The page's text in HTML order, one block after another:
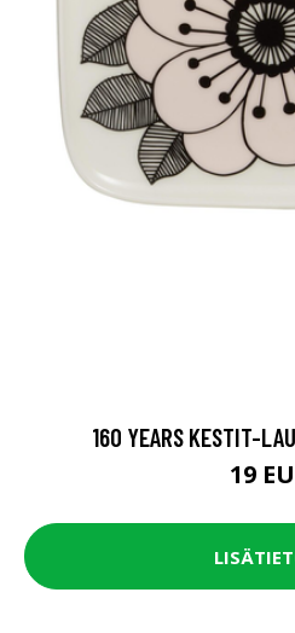
160 YEARS KESTIT-
19